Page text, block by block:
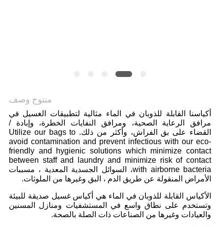
منتوج وصف
أكياسنا القابلة للذوبان في الماء مثالية لتطبيقات الغسيل في
مرافق الرعاية الصحية، ومرافق النفايات الخطرة، وإبادة /
القضاء على بق الفراش، وأكثر من ذلك. Utilize our bags to
avoid contamination and prevent infectious with our eco-
friendly and hygienic solutions which minimize contact
between staff and laundry and minimize risk of contact
with airborne bacteria، السوائل الجسدية المعدية ، مسببات
الأمراض المنقولة عن طريق الدم ، البق وغيرها من الملوثات.
الأكياس القابلة للذوبان في الماء هي أكياس غسيل صديقة للبيئة
وتستخدم على نطاق واسع في المستشفيات ومنازل المسنين
والعيادات وغيرها من الصناعات ذات الصلة بالصحة.